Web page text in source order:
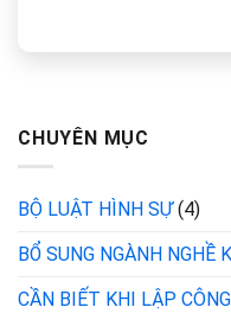
CHUYÊN MỤC
BỘ LUẬT HÌNH SỰ(4)
BỔ SUNG NGÀNH NGHỀ
CẦN BIẾT KHI LẬP